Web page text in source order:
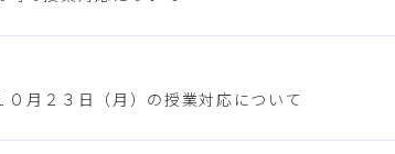
０月２３日（月）の授業対応について